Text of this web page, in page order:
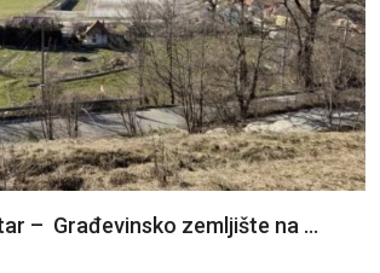
– Građevinsko zemljište na ...